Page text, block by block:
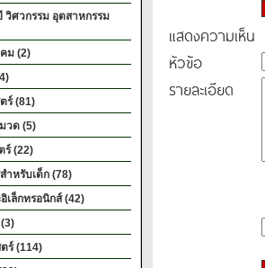
วิศวกรรม อุตสาหกรรม
ม (2)
ร์ (81)
วด (5)
(22)
ำหรับเด็ก (78)
เล็กทรอนิกส์ (42)
ร์ (114)
แสดงความเห็น
หัวข้อ
รายละเอียด